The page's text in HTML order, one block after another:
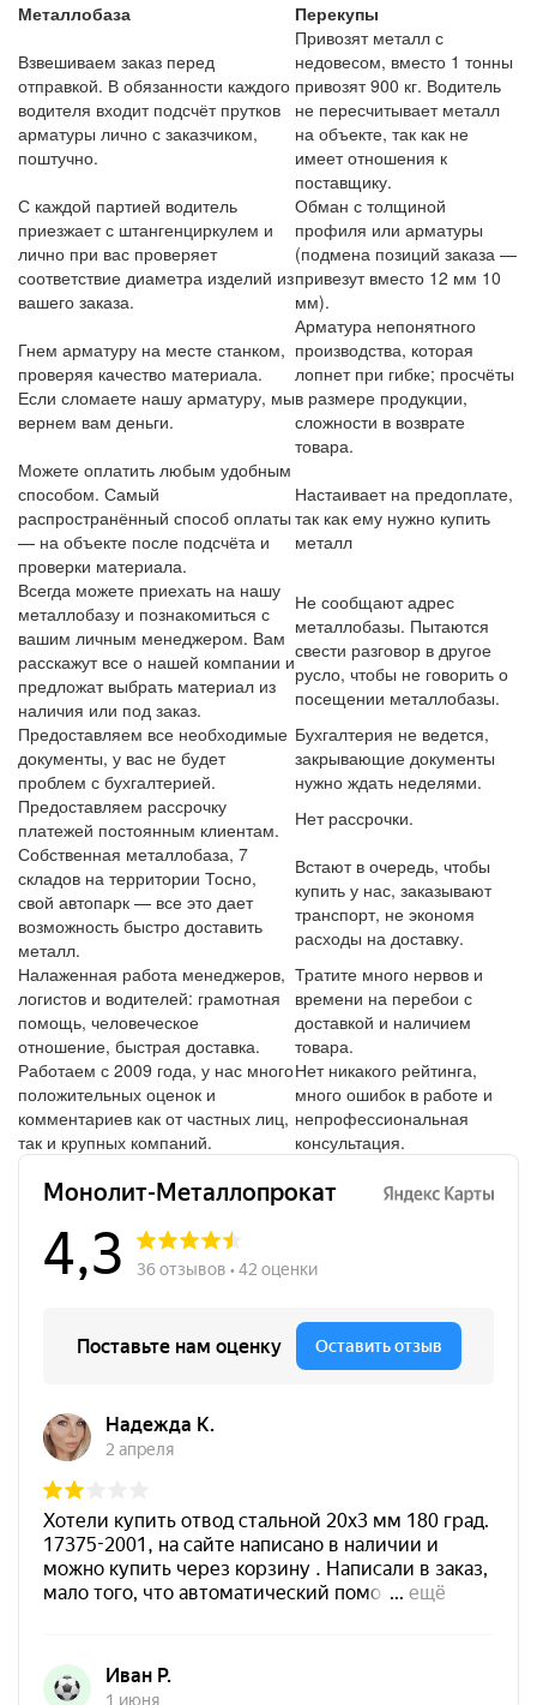
Металлобаза
Перекупы
Взвешиваем заказ перед
отправкой. В обязанности каждого
водителя входит подсчёт прутков
арматуры лично с заказчиком,
поштучно.
Привозят металл с
недовесом, вместо 1 тонны
привозят 900 кг. Водитель
не пересчитывает металл
на объекте, так как не
имеет отношения к
поставщику.
С каждой партией водитель
приезжает с штангенциркулем и
лично при вас проверяет
соответствие диаметра изделий из
вашего заказа.
Обман с толщиной
профиля или арматуры
(подмена позиций заказа —
привезут вместо 12 мм 10
мм).
Гнем арматуру на месте станком,
проверяя качество материала.
Если сломаете нашу арматуру, мы
вернем вам деньги.
Арматура непонятного
производства, которая
лопнет при гибке; просчёты
в размере продукции,
сложности в возврате
товара.
Можете оплатить любым удобным
способом. Самый
распространённый способ оплаты
— на объекте после подсчёта и
проверки материала.
Настаивает на предоплате,
так как ему нужно купить
металл
Всегда можете приехать на нашу
металлобазу и познакомиться с
вашим личным менеджером. Вам
расскажут все о нашей компании и
предложат выбрать материал из
наличия или под заказ.
Не сообщают адрес
металлобазы. Пытаются
свести разговор в другое
русло, чтобы не говорить о
посещении металлобазы.
Предоставляем все необходимые
документы, у вас не будет
проблем с бухгалтерией.
Бухгалтерия не ведется,
закрывающие документы
нужно ждать неделями.
Предоставляем рассрочку
платежей постоянным клиентам.
Нет рассрочки.
Собственная металлобаза, 7
складов на территории Тосно,
свой автопарк — все это дает
возможность быстро доставить
металл.
Встают в очередь, чтобы
купить у нас, заказывают
транспорт, не экономя
расходы на доставку.
Налаженная работа менеджеров,
логистов и водителей: грамотная
помощь, человеческое
отношение, быстрая доставка.
Тратите много нервов и
времени на перебои с
доставкой и наличием
товара.
Работаем с 2009 года, у нас много
положительных оценок и
комментариев как от частных лиц,
так и крупных компаний.
Нет никакого рейтинга,
много ошибок в работе и
непрофессиональная
консультация.